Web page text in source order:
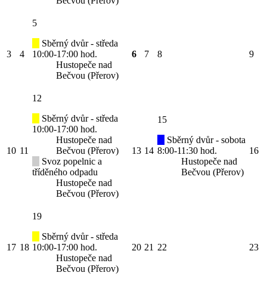
3 4
5
Sběrný dvůr - středa
10:00-17:00 hod.
Hustopeče nad
Bečvou (Přerov)
6 7 8 9
10 11
12
Sběrný dvůr - středa
10:00-17:00 hod.
Hustopeče nad
Bečvou (Přerov)
Svoz popelnic a
tříděného odpadu
Hustopeče nad
Bečvou (Přerov)
13 14
15
Sběrný dvůr - sobota
8:00-11:30 hod.
Hustopeče nad
Bečvou (Přerov)
16
17 18
19
Sběrný dvůr - středa
10:00-17:00 hod.
Hustopeče nad
Bečvou (Přerov)
20 21 22 23